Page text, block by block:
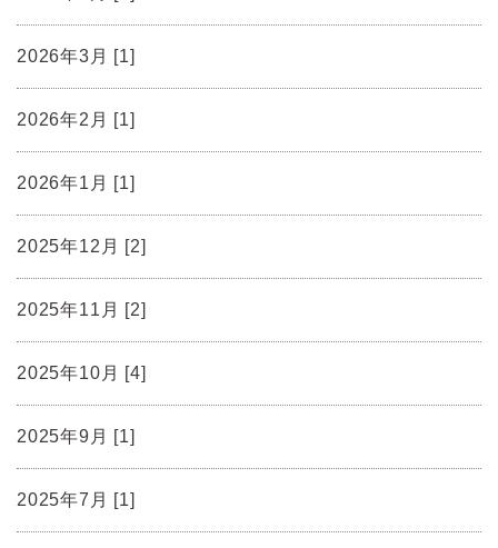
2026年3月 [1]
2026年2月 [1]
2026年1月 [1]
2025年12月 [2]
2025年11月 [2]
2025年10月 [4]
2025年9月 [1]
2025年7月 [1]